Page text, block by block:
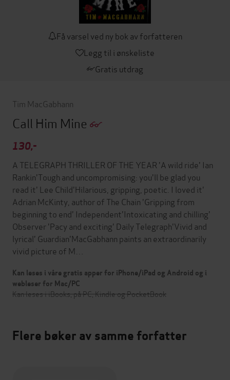
Få varsel ved ny bok av forfatteren
Legg til i ønskeliste
Gratis utdrag
Tim MacGabhann
Call Him Mine
130,-
A TELEGRAPH THRILLER OF THE YEAR 'A wild ride' Ian
Rankin'Tough and uncompromising: you'll be glad you
read it' Lee Child'Hilarious, gripping, poetic. I loved it'
Adrian McKinty, author of The Chain 'Gripping from
beginning to end' Independent'Intoxicating and chilling'
Observer 'Pacy and exciting' Daily Telegraph'Vivid and
lyrical' Guardian'MacGabhann paints an extraordinarily
vivid picture of M…
Kan leses i våre gratis apper for iPhone/iPad og Android og i
webleser for Mac/PC
Kan leses i iBooks, på PC, Kindle og PocketBook
Flere bøker av samme forfatter